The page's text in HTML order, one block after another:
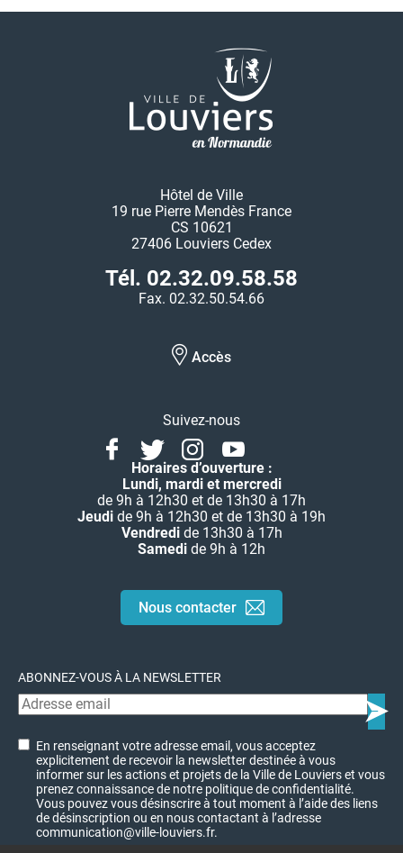
Hôtel de Ville
19 rue Pierre Mendès France
CS 10621
27406 Louviers Cedex
Tél. 02.32.09.58.58
Fax. 02.32.50.54.66
Accès
Suivez-nous
FacebookTwitterInstagramYoutube
Horaires d’ouverture :
Lundi, mardi et mercredi
de 9h à 12h30 et de 13h30 à 17h
Jeudi de 9h à 12h30 et de 13h30 à 19h
Vendredide 13h30 à 17h
Samedi de 9h à 12h
Nous contacter
ABONNEZ-VOUS À LA NEWSLETTER
En renseignant votre adresse email, vous acceptez
explicitement de recevoir la newsletter destinée à vous
informer sur les actions et projets de la Ville de Louviers et vous
prenez connaissance de notre politique de confidentialité.
Vous pouvez vous désinscrire à tout moment à l’aide des liens
de désinscription ou en nous contactant à l’adresse
communication@ville-louviers.fr.